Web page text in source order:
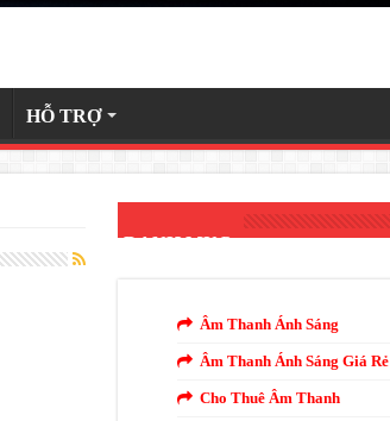
HỖ TRỢ
DANH MỤC
Âm Thanh Ánh Sáng
Âm Thanh Ánh Sáng Giá Rẻ
Cho Thuê Âm Thanh